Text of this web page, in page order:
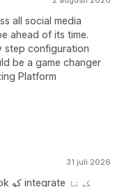
all social media
ahead of its time.
step configuration
be a game changer
Platform
31 juli 2026